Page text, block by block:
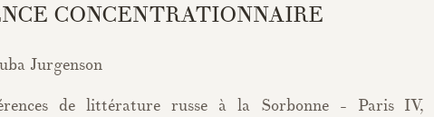
CONCENTRATIONNAIRE
Jurgenson
de littérature russe à la Sorbonne - Paris IV,